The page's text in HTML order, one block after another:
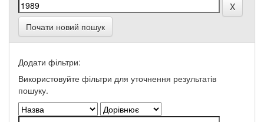
Почати новий пошук
Додати фільтри:
Використовуйте фільтри для уточнення результатів
пошуку.